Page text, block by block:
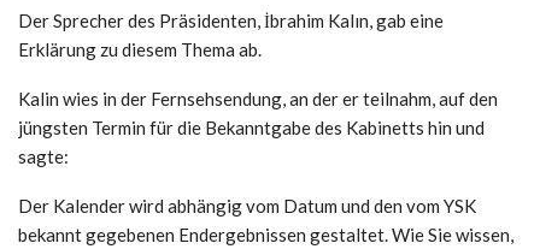
Der Sprecher des Präsidenten, İbrahim Kalın, gab eine
Erklärung zu diesem Thema ab.
Kalin wies in der Fernsehsendung, an der er teilnahm, auf den
jüngsten Termin für die Bekanntgabe des Kabinetts hin und
sagte:
Der Kalender wird abhängig vom Datum und den vom YSK
bekannt gegebenen Endergebnissen gestaltet. Wie Sie wissen,